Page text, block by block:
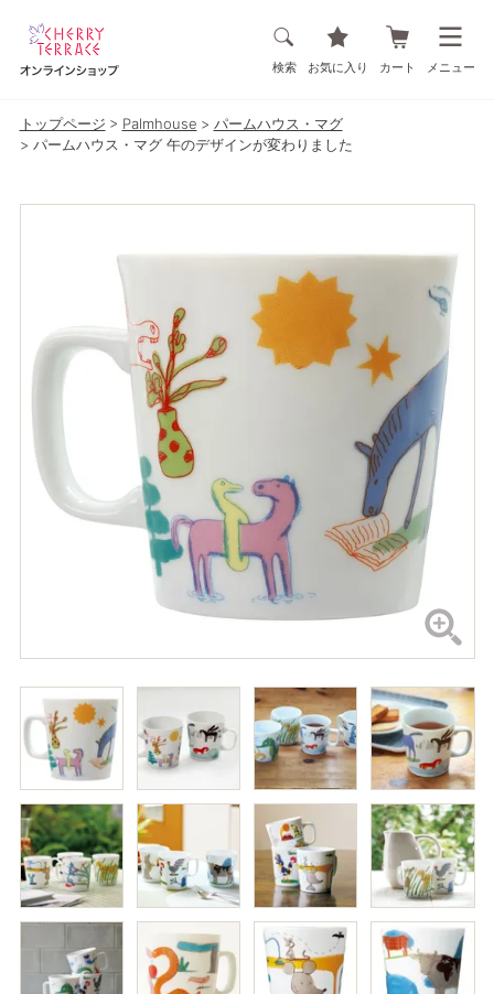
検索 お気に入り カート メニュー
トップページ Palmhouse
パームハウス・マグ
パームハウス・マグ 午のデザインが変わりました